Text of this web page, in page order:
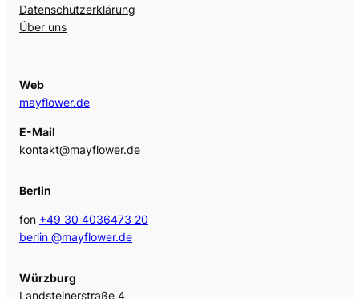
Datenschutzerklärung
Über uns
Web
mayflower.de
E-Mail
kontakt@mayflower.de
Berlin
fon +49 30 4036473 20
berlin @mayflower.de
Würzburg
Landsteinerstraße 4